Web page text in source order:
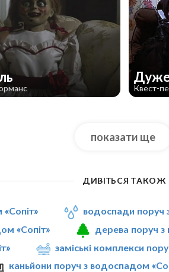
Квест-
показати ще
ДИВІТЬСЯ ТАКОЖ
водоспади поруч
«Сопіт»
дерева поруч
заміські комплекси
каньйони поруч з водоспадом